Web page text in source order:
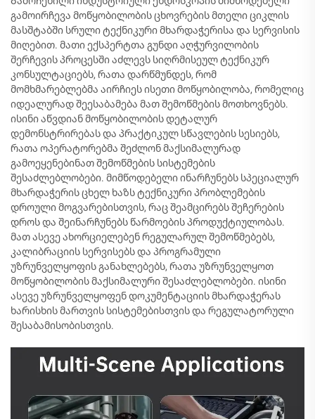
გამოირჩევა მოწყობილობის ცხოვრების მთელი ციკლის
მასშტაბში სრული ტექნიკური მხარდაჭერისა და სერვისის
მიღებით. მათი ექსპერტთა გუნდი აღჭურვილობის
შერჩევის პროცესში აძლევს სიღრმისეულ ტექნიკურ
კონსულტაციებს, რათა დარწმუნდეს, რომ
მომხმარებლებმა აირჩიეს ისეთი მოწყობილობა, რომელიც
იდეალურად შეესაბამება მათ შემოწმების მოთხოვნებს.
ისინი აწვდიან მოწყობილობის დეტალურ
დემონსტრირებას და პრაქტიკულ სწავლების სესიებს,
რათა ოპერატორებმა შეძლონ მაქსიმალურად
გამოეყენებინათ შემოწმების სისტემების
შესაძლებლობები. მიმწოდებელი ინარჩუნებს სპეციალურ
მხარდაჭერის ცხელ ხაზს ტექნიკური პრობლემების
დროული მოგვარებისთვის, რაც შეამცირებს შეჩერების
დროს და შეინარჩუნებს წარმოების პროდუქტიულობას.
მათ ასევე ახორციელებენ რეგულარულ შემოწმებებს,
კალიბრაციის სერვისებს და პროგრამული
უზრუნველყოფის განახლებებს, რათა უზრუნველყოთ
მოწყობილობის მაქსიმალური შესაძლებლობები. ისინი
ასევე უზრუნველყოფენ დოკუმენტაციის მხარდაჭერას
ხარისხის მართვის სისტემებისთვის და რეგულატორული
შესაბამისობისთვის.